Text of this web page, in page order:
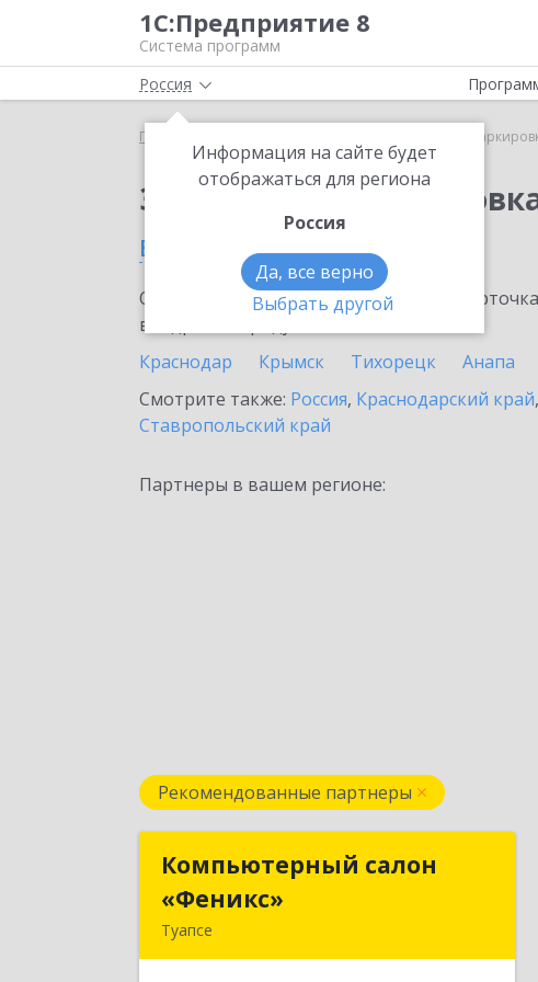
1С:Предприятие 8
Система программ
Россия
Информация на сайте будет
отображаться для региона
Россия
Да, все верно
Выбрать другой
Главная
Заказать
в Туапсе
Ознакомьтесь с информационными
внедрение продукта.
Краснодар
Крымск Тихорецк Анапа
Смотрите также: Россия, Краснодарский край,
Ставропольский край
Партнеры в вашем регионе:
Рекомендованные партнеры
Компьютерный салон
«Феникс»
Туапсе
Компьютерный салон